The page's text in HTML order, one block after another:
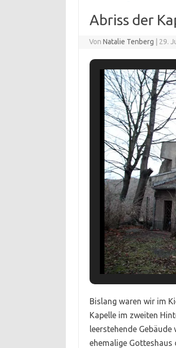
Abriss der
VonNatalie Tenberg 29.
Bislang waren wir im
Kapelle im zweiten
leerstehende
ehemalige